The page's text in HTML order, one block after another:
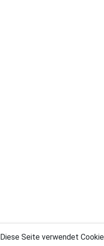
Diese Seite verwendet